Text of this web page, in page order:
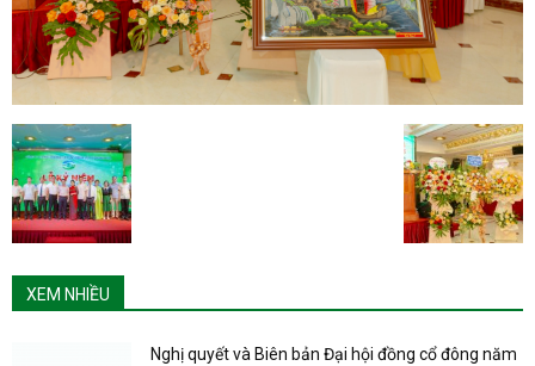
XEM NHIỀU
Nghị quyết và Biên bản Đại hội đồng cổ đông năm